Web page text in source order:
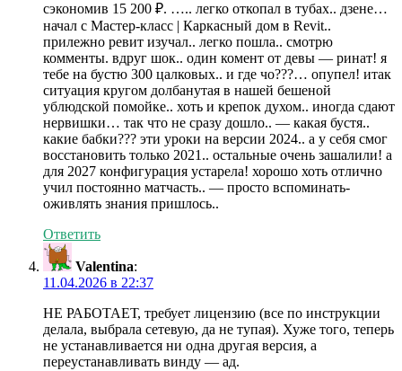
сэкономив 15 200 ₽. ….. легко откопал в тубах.. дзене…
начал с Мастер-класс | Каркасный дом в Revit..
прилежно ревит изучал.. легко пошла.. смотрю
комменты. вдруг шок.. один комент от девы — ринат! я
тебе на бустю 300 цалковых.. и где чо???… опупел! итак
ситуация кругом долбанутая в нашей бешеной
ублюдской помойке.. хоть и крепок духом.. иногда сдают
нервишки… так что не сразу дошло.. — какая бустя..
какие бабки??? эти уроки на версии 2024.. а у себя смог
восстановить только 2021.. остальные очень зашалили! а
для 2027 конфигурация устарела! хорошо хоть отлично
учил постоянно матчасть.. — просто вспоминать-
оживлять знания пришлось..
Ответить
Valentina:
11.04.2026 в 22:37
НЕ РАБОТАЕТ, требует лицензию (все по инструкции
делала, выбрала сетевую, да не тупая). Хуже того, теперь
не устанавливается ни одна другая версия, а
переустанавливать винду — ад.